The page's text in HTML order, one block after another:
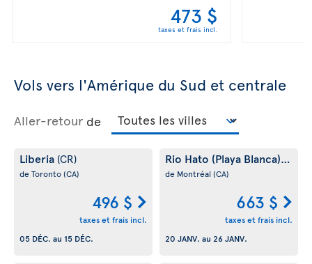
473 $
taxes et frais incl.
Vols vers l'Amérique du Sud et centrale
Aller-retour de
Liberia (CR)
de Toronto(CA)
496 $
taxes et frais incl.
05 DÉC. au 15 DÉC.
Rio Hato (Playa Blanca)(PA)
de Montréal (CA)
663 $
taxes et frais incl.
20 JANV. au 26 JANV.